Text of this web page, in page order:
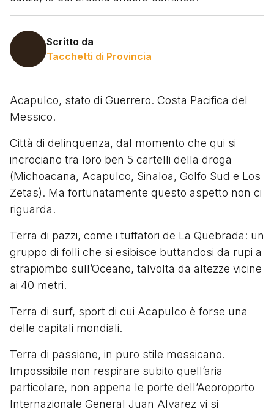
Scritto da
Tacchetti di Provincia
Acapulco, stato di Guerrero. Costa Pacifica del
Messico.
Città di delinquenza, dal momento che qui si
incrociano tra loro ben 5 cartelli della droga
(Michoacana, Acapulco, Sinaloa, Golfo Sud e Los
Zetas). Ma fortunatamente questo aspetto non ci
riguarda.
Terra di pazzi, come i tuffatori de La Quebrada: un
gruppo di folli che si esibisce buttandosi da rupi a
strapiombo sull’Oceano, talvolta da altezze vicine
ai 40 metri.
Terra di surf, sport di cui Acapulco è forse una
delle capitali mondiali.
Terra di passione, in puro stile messicano.
Impossibile non respirare subito quell’aria
particolare, non appena le porte dell’Aeoroporto
Internazionale General Juan Alvarez vi si